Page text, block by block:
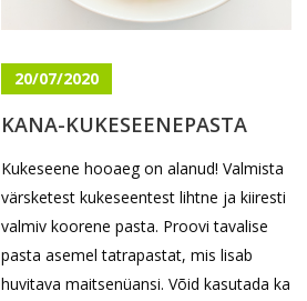
20/07/2020
KANA-KUKESEENEPASTA
Kukeseene hooaeg on alanud! Valmista
värsketest kukeseentest lihtne ja kiiresti
valmiv koorene pasta. Proovi tavalise
pasta asemel tatrapastat, mis lisab
huvitava maitsenüansi. Võid kasutada ka